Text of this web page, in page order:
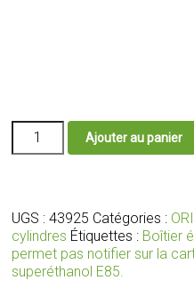
quantité
Starflex
avec
faisceau
et
Ajouter au panier
UGS :43925 Catégories :
cylindres Étiquettes : Boîtier
permet pas notifier sur la
superéthanol E85.